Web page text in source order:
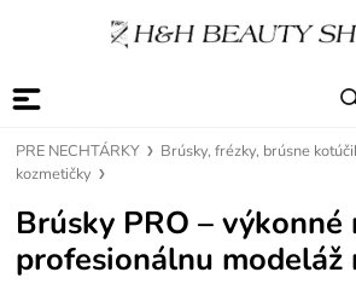
PRE NECHTÁRKY Brúsky, frézky, brúsne
kozmetičky
Brúsky PRO – výkonné
profesionálnu modeláž